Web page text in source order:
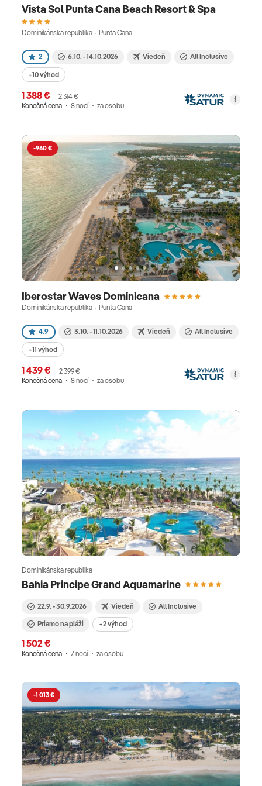
Vista Sol Punta Cana Beach Resort & Spa
Dominikánska republika · Punta Cana
2 6.10. - 14.10.2026 Viedeň All Inclusive
+10 výhod
1 388 €
2 314 €
Konečná cena
8 nocí za osobu
-960 €
Iberostar Waves Dominicana
Dominikánska republika · Punta Cana
4.9 3.10. - 11.10.2026 Viedeň All Inclusive
+11 výhod
1 439 €
2 399 €
Konečná cena
8 nocí za osobu
Bahia Principe Grand Aquamarine
Dominikánska republika
22.9. - 30.9.2026 Viedeň
All Inclusive
Priamo na pláži
+2 výhod
1 502 €
Konečná cena 7 nocí za osobu
-1 013 €